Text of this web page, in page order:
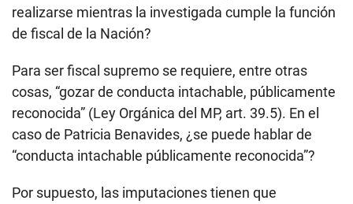
realizarse mientras la investigada cumple la función
de fiscal de la Nación?
Para ser fiscal supremo se requiere, entre otras
cosas, “gozar de conducta intachable, públicamente
reconocida” (Ley Orgánica del MP, art. 39.5). En el
caso de Patricia Benavides, ¿se puede hablar de
“conducta intachable públicamente reconocida”?
Por supuesto, las imputaciones tienen que